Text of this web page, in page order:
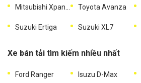
Toyota Avanza
Suzuki Ertiga Suzuki XL7
Xe bán tải tìm kiếm nhiều nhất
Ford Ranger Isuzu D-Max